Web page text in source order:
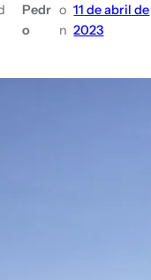
Pedr
o
o
n
11 de abril de
2023